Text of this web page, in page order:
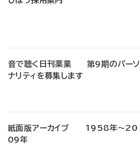
音で聴く日刊薬業 第9期のパーソ
ナリティを募集します
紙面版アーカイブ 1958年～20
09年